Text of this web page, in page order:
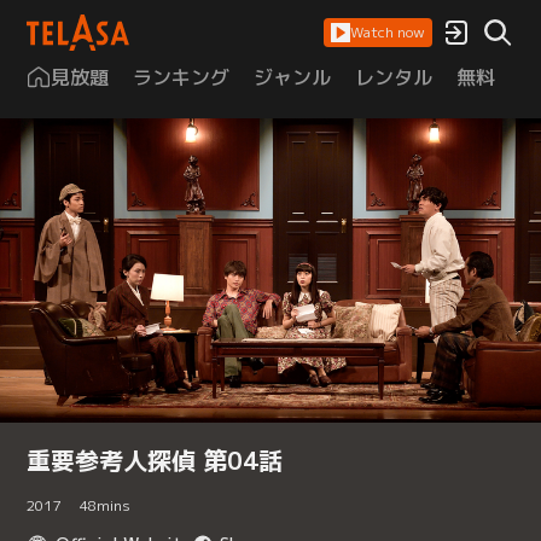
Watch now
見放題 ランキング ジャンル レンタル 無料
重要参考人探偵 第04話
2017 48mins